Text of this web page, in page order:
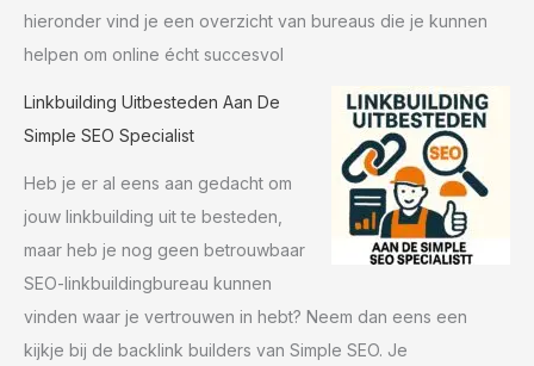
hieronder vind je een overzicht van bureaus die je kunnen
helpen om online écht succesvol
Linkbuilding Uitbesteden Aan De
Simple SEO Specialist
Heb je er al eens aan gedacht om
jouw linkbuilding uit te besteden,
maar heb je nog geen betrouwbaar
SEO-linkbuildingbureau kunnen
vinden waar je vertrouwen in hebt? Neem dan eens een
kijkje bij de backlink builders van Simple SEO. Je